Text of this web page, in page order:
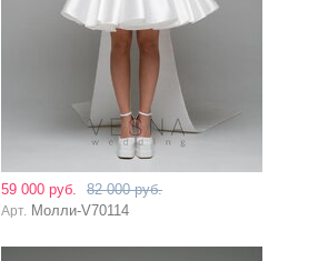
59 000 руб. 82 000 руб.
Арт. Молли-V70114